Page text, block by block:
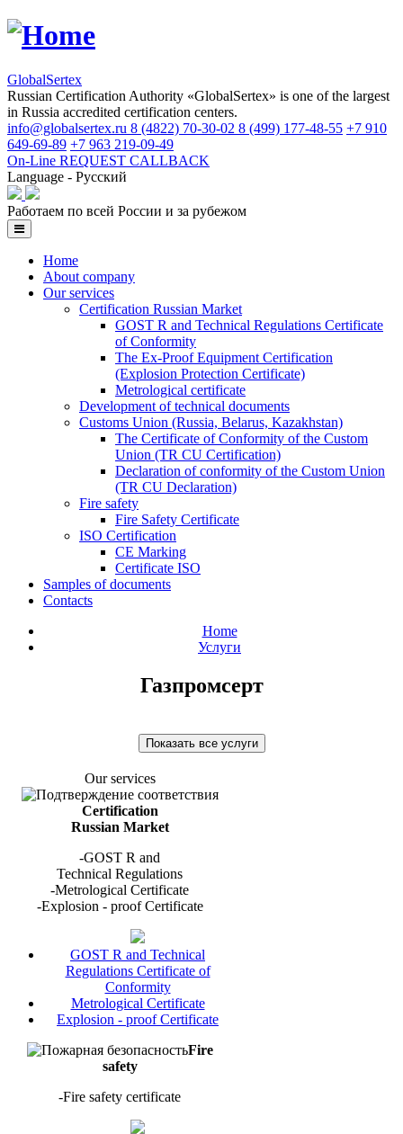
GlobalSertex
Russian Certification Authority «GlobalSertex» is one of the largest
in Russia accredited certification centers.
info@globalsertex.ru 8 (4822) 70-30-02 8 (499) 177-48-55 +7 910
649-69-89 +7 963 219-09-49
On-Line REQUEST CALLBACK
Language - Русский
Работаем по всей России и за рубежом
Home
About company
Our services
Certification Russian Market
GOST R and Technical Regulations Certificate
of Conformity
The Ex-Proof Equipment Certification
(Explosion Protection Certificate)
Metrological certificate
Development of technical documents
Customs Union (Russia, Belarus, Kazakhstan)
The Certificate of Conformity of the Custom
Union (TR CU Certification)
Declaration of conformity of the Custom Union
(TR CU Declaration)
Fire safety
Fire Safety Certificate
ISO Certification
СЕ Marking
Certificate ISO
Samples of documents
Contacts
Home
Услуги
Газпромсерт
Показать все услуги
Our services
Certification
Russian Market
-GOST R and
Technical Regulations
-Metrological Certificate
-Explosion - proof Certificate
GOST R and Technical
Regulations Certificate of
Conformity
Metrological Certificate
Explosion - proof Certificate
Fire
safety
-Fire safety certificate